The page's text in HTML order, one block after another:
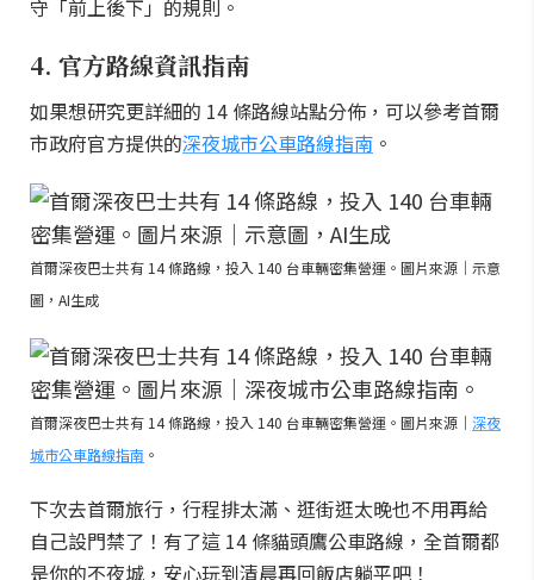
守「前上後下」的規則。
4. 官方路線資訊指南
如果想研究更詳細的 14 條路線站點分佈，可以參考首爾
市政府官方提供的深夜城市公車路線指南 。
首爾深夜巴士共有 14 條路線，投入 140 台車輛密集營運。圖片來源｜示意
圖，AI生成
首爾深夜巴士共有 14 條路線，投入 140 台車輛密集營運。圖片來源｜ 深夜
城市公車路線指南 。
下次去首爾旅行，行程排太滿、逛街逛太晚也不用再給
自己設門禁了！有了這 14 條貓頭鷹公車路線，全首爾都
是你的不夜城，安心玩到清晨再回飯店躺平吧！